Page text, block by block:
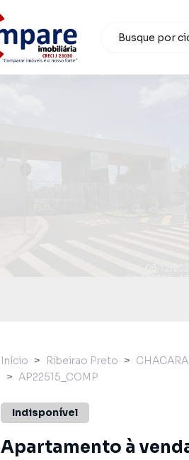
Início Ribeirao Preto
AP22515_COMP
Indisponível
Apartamento à venda